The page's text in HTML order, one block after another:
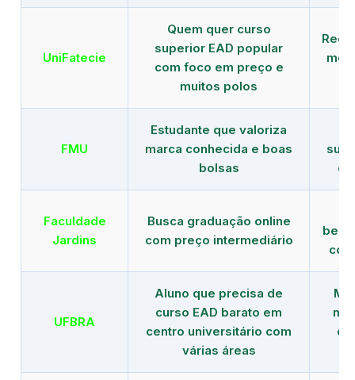
UniFatecie
Quem quer curso
superior EAD popular
com foco em preço e
muitos polos
FMU
Estudante que valoriza
marca conhecida e boas
bolsas
Faculdade
Jardins
Busca graduação online
com preço intermediário
UFBRA
Aluno que precisa de
curso EAD barato em
centro universitário com
várias áreas